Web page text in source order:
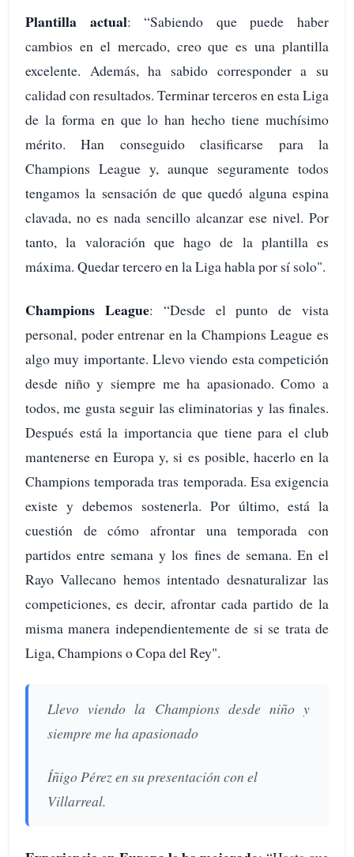
Plantilla actual: “Sabiendo que puede haber
cambios en el mercado, creo que es una plantilla
excelente. Además, ha sabido corresponder a su
calidad con resultados. Terminar terceros en esta Liga
de la forma en que lo han hecho tiene muchísimo
mérito. Han conseguido clasificarse para la
Champions League y, aunque seguramente todos
tengamos la sensación de que quedó alguna espina
clavada, no es nada sencillo alcanzar ese nivel. Por
tanto, la valoración que hago de la plantilla es
máxima. Quedar tercero en la Liga habla por sí solo".
Champions League: “Desde el punto de vista
personal, poder entrenar en la Champions League es
algo muy importante. Llevo viendo esta competición
desde niño y siempre me ha apasionado. Como a
todos, me gusta seguir las eliminatorias y las finales.
Después está la importancia que tiene para el club
mantenerse en Europa y, si es posible, hacerlo en la
Champions temporada tras temporada. Esa exigencia
existe y debemos sostenerla. Por último, está la
cuestión de cómo afrontar una temporada con
partidos entre semana y los fines de semana. En el
Rayo Vallecano hemos intentado desnaturalizar las
competiciones, es decir, afrontar cada partido de la
misma manera independientemente de si se trata de
Liga, Champions o Copa del Rey".
Llevo viendo la Champions desde niño y
siempre me ha apasionado
Íñigo Pérez en su presentación con el
Villarreal.